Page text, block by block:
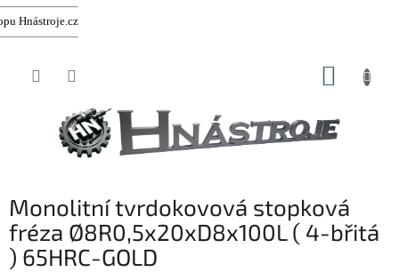
Monolitní tvrdokovová stopková
fréza Ø8R0,5x20xD8x100L ( 4-břitá
) 65HRC-GOLD